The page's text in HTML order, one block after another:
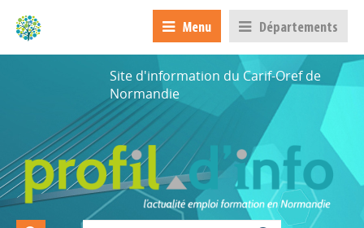
Menu Départements
Site d'information du Carif-Oref de
Normandie